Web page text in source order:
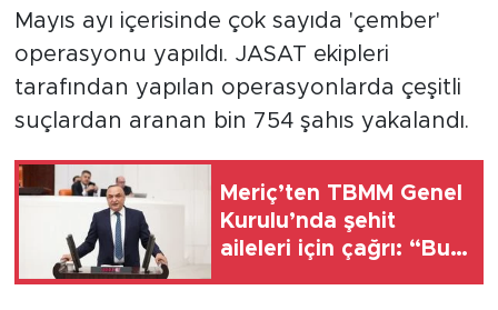
Mayıs ayı içerisinde çok sayıda 'çember'
operasyonu yapıldı. JASAT ekipleri
tarafından yapılan operasyonlarda çeşitli
suçlardan aranan bin 754 şahıs yakalandı.
Meriç’ten TBMM Genel
Kurulu’nda şehit
aileleri için çağrı: “Bu